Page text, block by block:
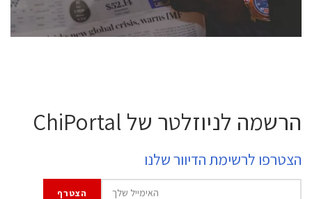
לחץ לפרטים
הרשמה לניוזלטר של ChiPortal
הצטרפו לרשימת הדיוור שלנו